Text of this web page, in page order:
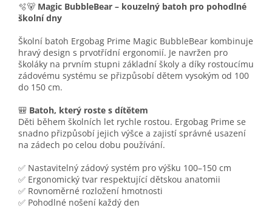
🫧🐻 Magic BubbleBear – kouzelný batoh pro pohodlné
školní dny
Školní batoh Ergobag Prime Magic BubbleBear kombinuje
hravý design s prvotřídní ergonomií. Je navržen pro
školáky na prvním stupni základní školy a díky rostoucímu
zádovému systému se přizpůsobí dětem vysokým od 100
do 150 cm.
🎒 Batoh, který roste s dítětem
Děti během školních let rychle rostou. Ergobag Prime se
snadno přizpůsobí jejich výšce a zajistí správné usazení
na zádech po celou dobu používání.
✅ Nastavitelný zádový systém pro výšku 100–150 cm
✅ Ergonomický tvar respektující dětskou anatomii
✅ Rovnoměrné rozložení hmotnosti
✅ Pohodlné nošení každý den